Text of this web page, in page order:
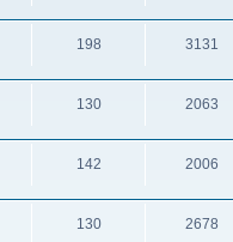
198 3131
130 2063
142 2006
130 2678